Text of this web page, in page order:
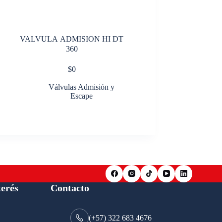
VALVULA ADMISION HI DT
360
$0
Válvulas Admisión y
Escape
Contacto
(+57) 322 683 4676